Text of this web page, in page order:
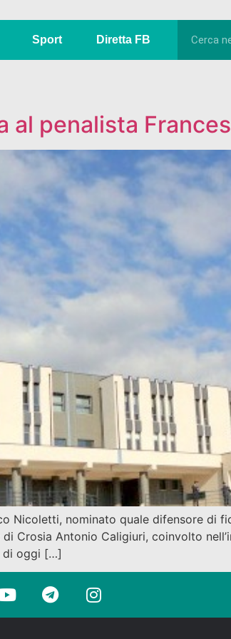
Sport Diretta FB
al penalista
Nicoletti, nominato quale difensore di
Crosia Antonio Caligiuri, coinvolto
di oggi […]